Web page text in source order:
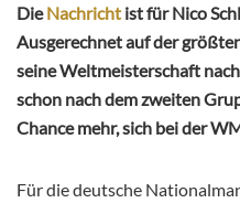
DieNachricht ist für Nico
Ausgerechnet auf der
seine Weltmeisterschaft
schon nach dem zweiten
Chance mehr, sich bei der
Für die deutsche